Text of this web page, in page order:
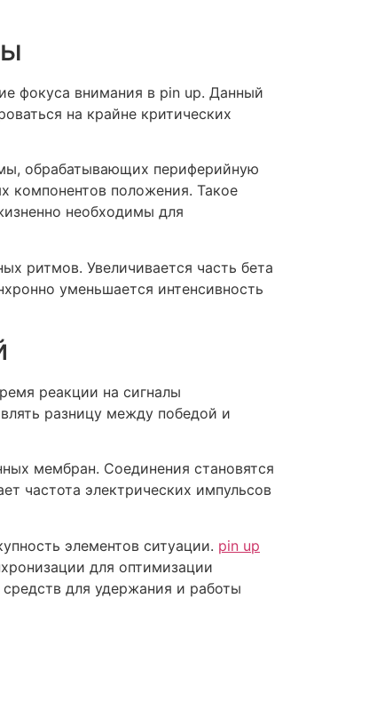
фокуса внимания в pin up. Данный
на крайне критических
обрабатывающих периферийную
компонентов положения. Такое
необходимы для
ритмов. Увеличивается часть бета
уменьшается интенсивность
реакции на сигналы
разницу между победой и
мембран. Соединения становятся
частота электрических импульсов
элементов ситуации. pin up
для оптимизации
для удержания и работы